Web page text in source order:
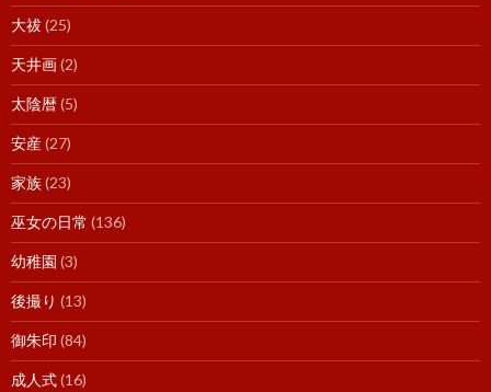
大祓(25)
天井画(2)
太陰暦(5)
安産(27)
家族(23)
巫女の日常 (136)
幼稚園 (3)
後撮り (13)
御朱印 (84)
成人式(16)